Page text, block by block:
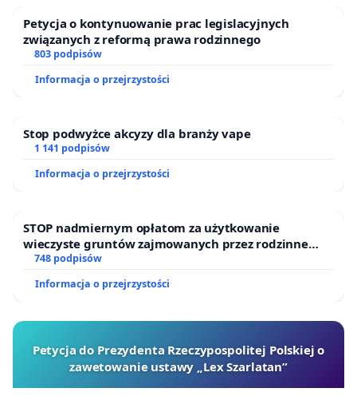
Petycja o kontynuowanie prac legislacyjnych
związanych z reformą prawa rodzinnego
803 podpisów
Informacja o przejrzystości
Stop podwyżce akcyzy dla branży vape
1 141 podpisów
Informacja o przejrzystości
STOP nadmiernym opłatom za użytkowanie
wieczyste gruntów zajmowanych przez rodzinne
ogrody działkowe.
748 podpisów
Informacja o przejrzystości
Petycja do Prezydenta Rzeczypospolitej Polskiej o
zawetowanie ustawy „Lex Szarlatan”